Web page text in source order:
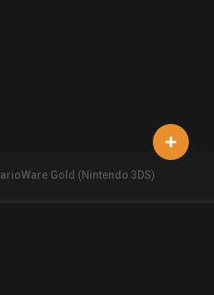
Gold (Nintendo 3DS)